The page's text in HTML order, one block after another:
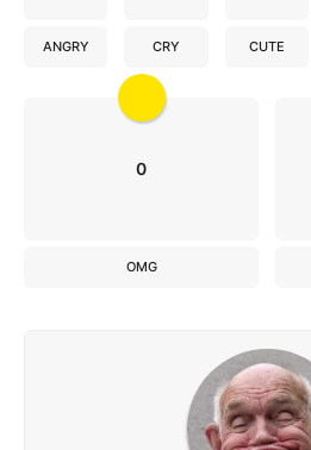
ANGRY CRY CUTE
0
OMG